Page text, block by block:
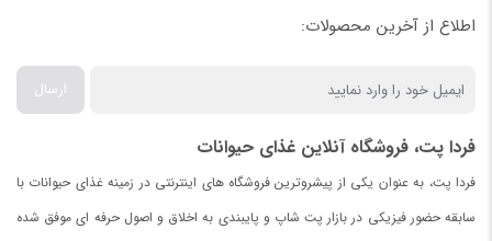
اطلاع از آخرین محصولات:
ارسال
فردا پت، فروشگاه آنلاین غذای حیوانات
فردا پت، به عنوان یکی از پیشروترین فروشگاه های اینترنتی در زمینه غذای حیوانات با
سابقه حضور فیزیکی در بازار پت شاپ و پایبندی به اخلاق و اصول حرفه ای موفق شده